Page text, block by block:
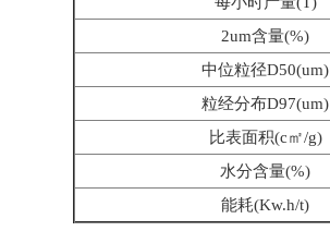
2um含量(%)
中位粒径D50(um)
粒经分布D97(um)
比表面积(c㎡/g)
水分含量(%)
能耗(Kw.h/t)